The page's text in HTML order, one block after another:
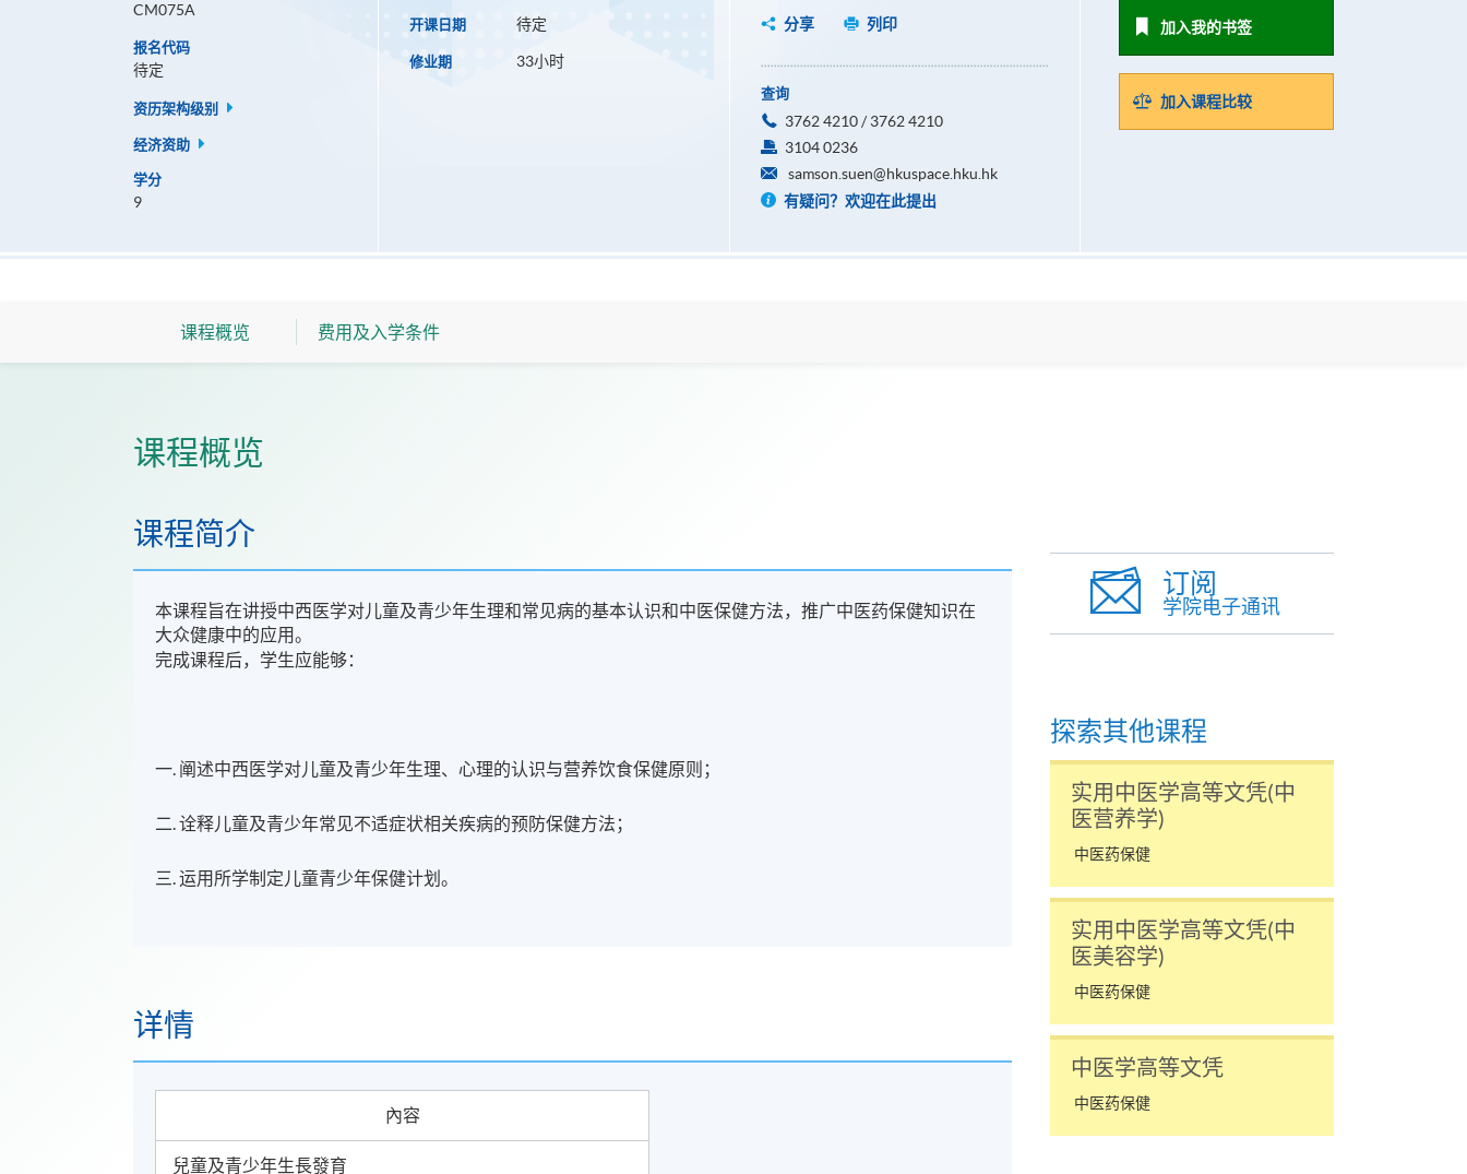
CM075A
报名代码
待定
资历架构级别
经济资助
学分
9
开课日期 待定
修业期 33小时
分享
列印
查询
3762 4210 / 3762 4210
3104 0236
samson.suen@hkuspace.hku.hk
有疑问？欢迎在此提出
加入我的书签
加入课程比较
课程概览 费用及入学条件
课程概览
课程简介
本课程旨在讲授中西医学对儿童及青少年生理和常见病的基本认识和中医保健方法，推广中医药保健知识在
大众健康中的应用。
完成课程后，学生应能够：
一. 阐述中西医学对儿童及青少年生理、心理的认识与营养饮食保健原则；
二. 诠释儿童及青少年常见不适症状相关疾病的预防保健方法；
三. 运用所学制定儿童青少年保健计划。
详情
內容
兒童及青少年生長發育
订阅
学院电子通讯
探索其他课程
实用中医学高等文凭(中
医营养学)
中医药保健
实用中医学高等文凭(中
医美容学)
中医药保健
中医学高等文凭
中医药保健